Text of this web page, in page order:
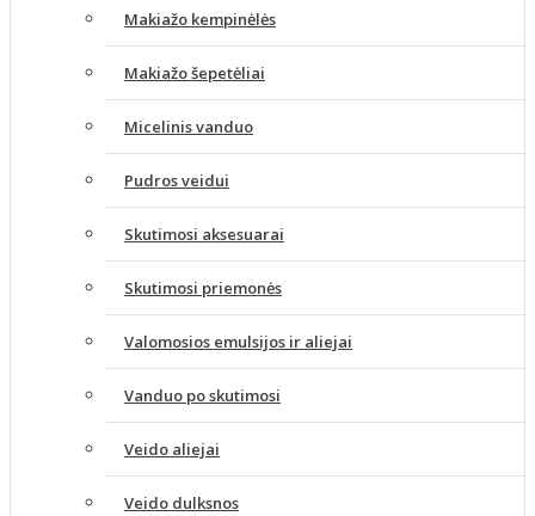
Makiažo kempinėlės
Makiažo šepetėliai
Micelinis vanduo
Pudros veidui
Skutimosi aksesuarai
Skutimosi priemonės
Valomosios emulsijos ir aliejai
Vanduo po skutimosi
Veido aliejai
Veido dulksnos